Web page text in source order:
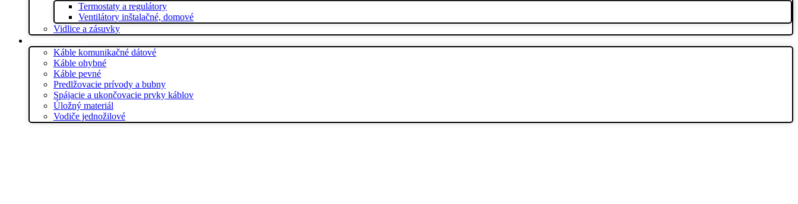
Termostaty a regulátory
Ventilátory inštalačné, domové
Vidlice a zásuvky
Káble komunikačné dátové
Káble ohybné
Káble pevné
Predlžovacie prívody a bubny
Spájacie a ukončovacie prvky káblov
Úložný materiál
Vodiče jednožilové